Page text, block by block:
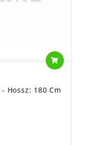
Hossz: 180 Cm